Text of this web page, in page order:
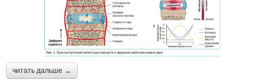
читать дальше →